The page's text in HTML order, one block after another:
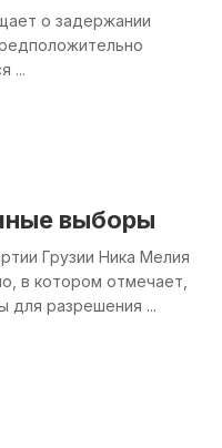
о задержании
...
выборы
Грузии Ника Мелия
в котором отмечает,
для разрешения ...